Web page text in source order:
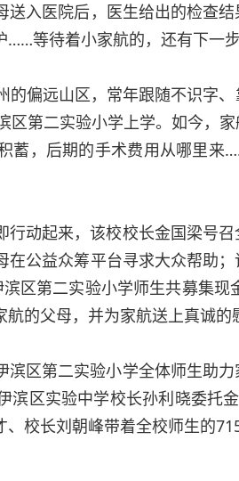
入医院后，医生给出的检查
等待着小家航的，还有下一步
偏远山区，常年跟随不识字
第二实验小学上学。如今，
蓄，后期的手术费用从哪里来
动起来，该校校长金国梁号召
公益众筹平台寻求大众帮助
区第二实验小学师生共募集现
的父母，并为家航送上真诚的
区第二实验小学全体师生助力
滨区实验中学校长孙利晓委托
校长刘朝峰带着全校师生的